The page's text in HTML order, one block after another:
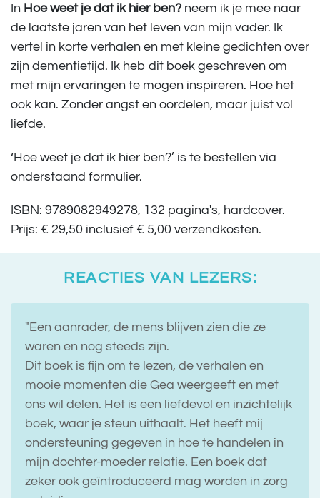
In Hoe weet je dat ik hier ben? neem ik je mee naar
de laatste jaren van het leven van mijn vader. Ik
vertel in korte verhalen en met kleine gedichten over
zijn dementietijd. Ik heb dit boek geschreven om
met mijn ervaringen te mogen inspireren. Hoe het
ook kan. Zonder angst en oordelen, maar juist vol
liefde.
‘Hoe weet je dat ik hier ben?’ is te bestellen via
onderstaand formulier.
ISBN: 9789082949278, 132 pagina's, hardcover.
Prijs: € 29,50 inclusief € 5,00 verzendkosten.
REACTIES VAN LEZERS:
"Een aanrader, de mens blijven zien die ze
waren en nog steeds zijn.
Dit boek is fijn om te lezen, de verhalen en
mooie momenten die Gea weergeeft en met
ons wil delen. Het is een liefdevol en inzichtelijk
boek, waar je steun uithaalt. Het heeft mij
ondersteuning gegeven in hoe te handelen in
mijn dochter-moeder relatie. Een boek dat
zeker ook geïntroduceerd mag worden in zorg